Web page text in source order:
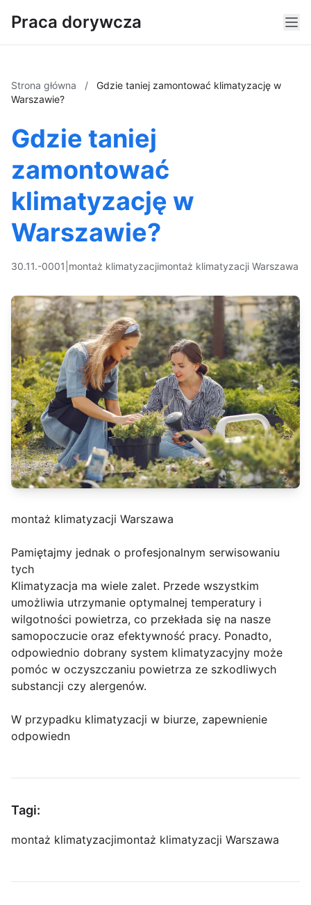
Praca dorywcza
Strona główna /
Gdzie taniej zamontować klimatyzację w
Warszawie?
Gdzie taniej
zamontować
klimatyzację w
Warszawie?
30.11.-0001 montaż klimatyzacjimontaż klimatyzacji Warszawa
montaż klimatyzacji Warszawa
Pamiętajmy jednak o profesjonalnym serwisowaniu
tych
Klimatyzacja ma wiele zalet. Przede wszystkim
umożliwia utrzymanie optymalnej temperatury i
wilgotności powietrza, co przekłada się na nasze
samopoczucie oraz efektywność pracy. Ponadto,
odpowiednio dobrany system klimatyzacyjny może
pomóc w oczyszczaniu powietrza ze szkodliwych
substancji czy alergenów.
W przypadku klimatyzacji w biurze, zapewnienie
odpowiedn
Tagi:
montaż klimatyzacjimontaż klimatyzacji Warszawa